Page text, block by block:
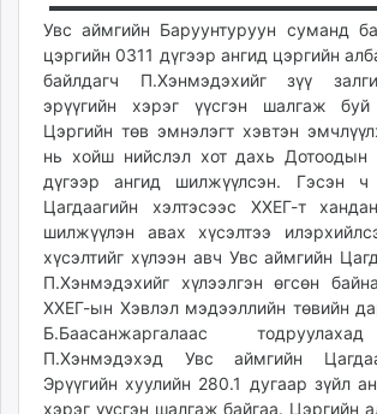
zindaa.mn
Baabar.mn
tovch.mn
ikon.mn
mnb.mn
Livetv.mn
Eguur.mn
24tsag.mn
shuud.mn
eagle.mn
ergelt.mn
zarig.mn
today.mn
16:56:58
02:32:51
Увс аймгийн Баруунтуруун суманд
цэргийн 0311 дүгээр ангид цэргийн
байлдагч П.Хэнмэдэхийг зүү
эрүүгийн хэрэг үүсгэн шалгаж
Цэргийн төв эмнэлэгт хэвтэн
нь хойш нийслэл хот дахь Дотоодын
дүгээр ангид шилжүүлсэн. Гэсэн
Цагдаагийн хэлтэсээс ХХЕГ-т
шилжүүлэн авах хүсэлтээ
хүсэлтийг хүлээн авч Увс аймгийн
П.Хэнмэдэхийг хүлээлгэн өгсөн
ХХЕГ-ын Хэвлэл мэдээллийн төвийн
Б.Баасанжаргалаас
П.Хэнмэдэхэд Увс аймгийн
Эрүүгийн хуулийн 280.1 дугаар зүйл
хэрэг үүсгэн шалгаж байгаа. Цэргийн